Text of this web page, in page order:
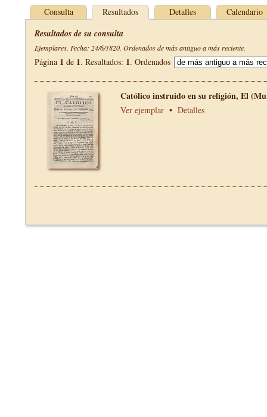
Consulta Resultados Detalles Calendario
Resultados de su consulta
Ejemplares. Fecha: 24/6/1820. Ordenados de más antiguo a más reciente.
Página 1 de 1. Resultados: 1. Ordenados
Católico instruido en su religión, El
Ver ejemplar • Detalles